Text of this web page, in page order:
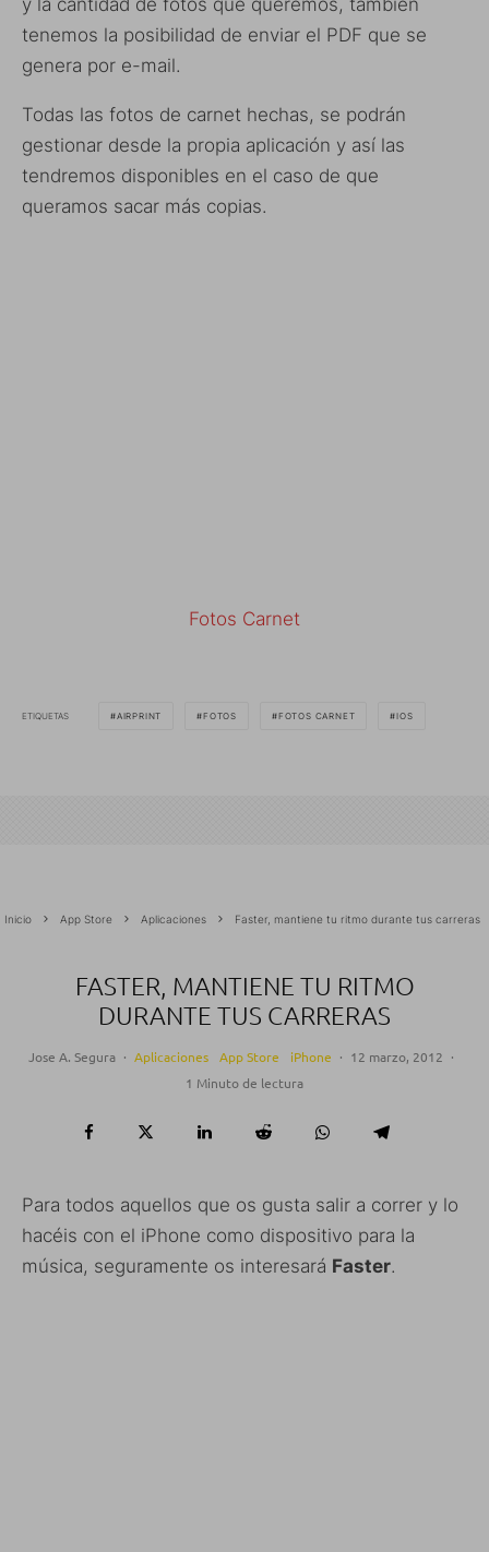
tenemos la posibilidad de enviar el PDF que se
genera por e-mail.
Todas las fotos de carnet hechas, se podrán
gestionar desde la propia aplicación y así las
tendremos disponibles en el caso de que
queramos sacar más copias.
Fotos Carnet
ETIQUETAS AIRPRINT FOTOS FOTOS CARNET IOS
Inicio App Store Aplicaciones Faster, mantiene tu ritmo durante tus carreras
FASTER, MANTIENE TU RITMO
DURANTE TUS CARRERAS
Jose A. Segura · Aplicaciones App Store iPhone · 12 marzo, 2012 ·
1 Minuto de lectura
Para todos aquellos que os gusta salir a correr y lo
hacéis con el iPhone como dispositivo para la
música, seguramente os interesará Faster.